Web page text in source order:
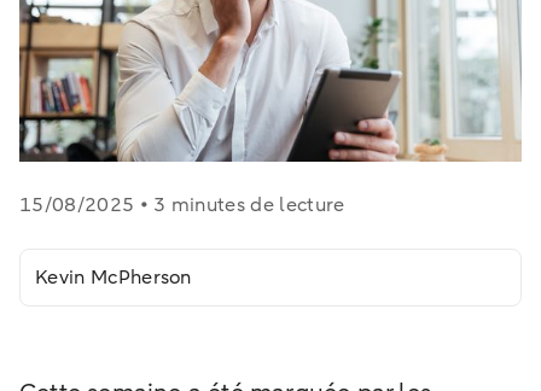
15/08/2025 • 3 minutes de lecture
Kevin McPherson